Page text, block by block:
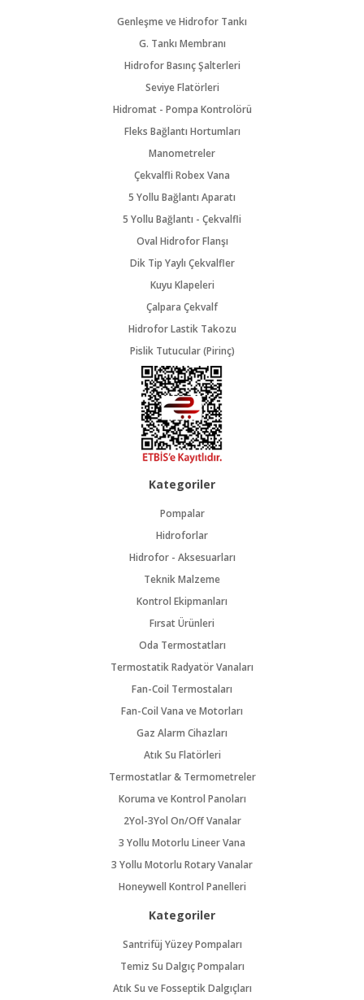
Genleşme ve Hidrofor Tankı
G. Tankı Membranı
Hidrofor Basınç Şalterleri
Seviye Flatörleri
Hidromat - Pompa Kontrolörü
Fleks Bağlantı Hortumları
Manometreler
Çekvalfli Robex Vana
5 Yollu Bağlantı Aparatı
5 Yollu Bağlantı - Çekvalfli
Oval Hidrofor Flanşı
Dik Tip Yaylı Çekvalfler
Kuyu Klapeleri
Çalpara Çekvalf
Hidrofor Lastik Takozu
Pislik Tutucular (Pirinç)
Kategoriler
Pompalar
Hidroforlar
Hidrofor - Aksesuarları
Teknik Malzeme
Kontrol Ekipmanları
Fırsat Ürünleri
Oda Termostatları
Termostatik Radyatör Vanaları
Fan-Coil Termostaları
Fan-Coil Vana ve Motorları
Gaz Alarm Cihazları
Atık Su Flatörleri
Termostatlar & Termometreler
Koruma ve Kontrol Panoları
2Yol-3Yol On/Off Vanalar
3 Yollu Motorlu Lineer Vana
3 Yollu Motorlu Rotary Vanalar
Honeywell Kontrol Panelleri
Kategoriler
Santrifüj Yüzey Pompaları
Temiz Su Dalgıç Pompaları
Atık Su ve Fosseptik Dalgıçları